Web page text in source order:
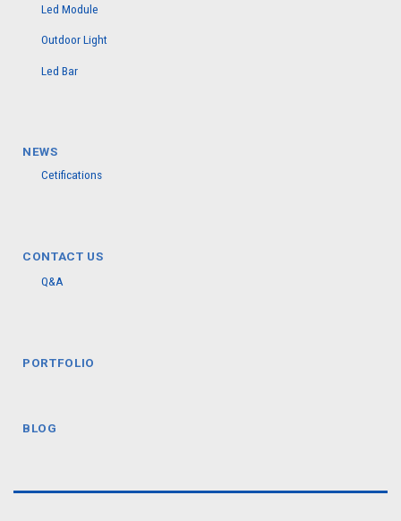
Led Module
Outdoor Light
Led Bar
NEWS
Cetifications
CONTACT US
Q&A
PORTFOLIO
BLOG